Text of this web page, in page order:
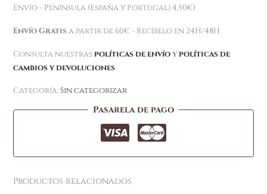
Envío - Península (España y Portugal) 4,50€)
Envío Gratis a partir de 60€ - Recíbelo en 24H/48H
Consulta nuestras políticas de envíoy políticas de
cambios y devoluciones
Categoría:Sin categorizar
Pasarela de pago
Productos relacionados